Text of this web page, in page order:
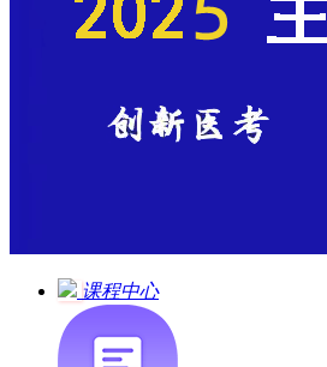
课程中心